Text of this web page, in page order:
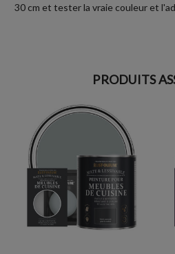
30 cm et tester la vraie couleur et
PRODUITS